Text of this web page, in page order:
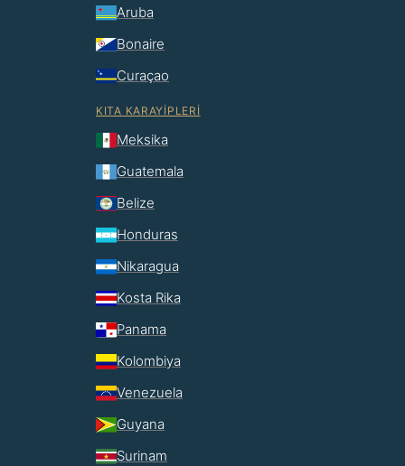
Aruba
Bonaire
Curaçao
KITA KARAYIPLERI
Meksika
Guatemala
Belize
Honduras
Nikaragua
Kosta Rika
Panama
Kolombiya
Venezuela
Guyana
Surinam